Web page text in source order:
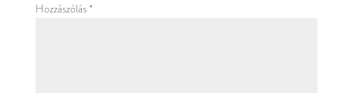
Hozzászólás *